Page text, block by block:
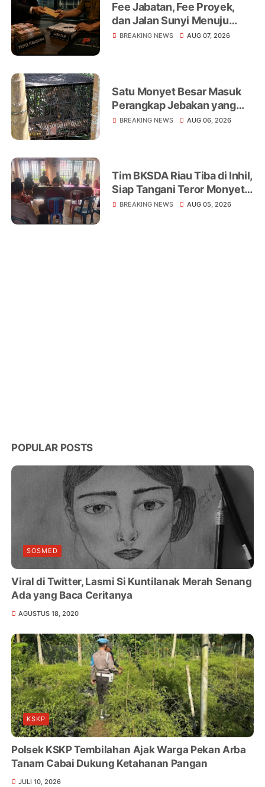
Fee Jabatan, Fee Proyek,
dan Jalan Sunyi Menuju
Operasi Tangkap Tangan
BREAKING NEWS AUG 07, 2026
Satu Monyet Besar Masuk
Perangkap Jebakan yang
Dipasang di Belakang
BREAKING NEWS AUG 06, 2026
Tim BKSDA Riau Tiba di Inhil,
Siap Tangani Teror Monyet
Liar yang Telah Melukai 18
BREAKING NEWS AUG 05, 2026
POPULAR POSTS
SOSMED
Viral di Twitter, Lasmi Si Kuntilanak Merah Senang
Ada yang Baca Ceritanya
AGUSTUS 18, 2020
KSKP
Polsek KSKP Tembilahan Ajak Warga Pekan Arba
Tanam Cabai Dukung Ketahanan Pangan
JULI 10, 2026